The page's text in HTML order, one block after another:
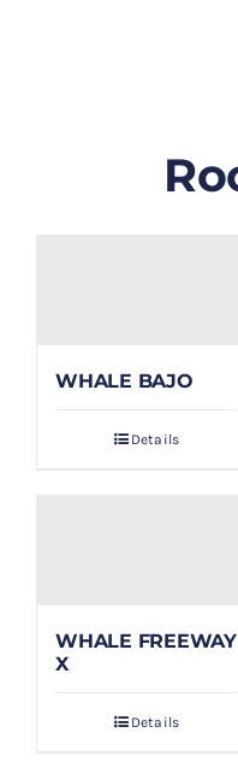
PAYMENT
WHALE BAJO
Details
WHALE FREEWAY
X
Details